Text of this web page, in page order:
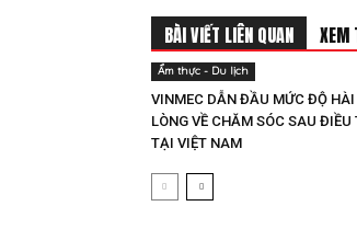
BÀI VIẾT LIÊN QUAN XEM
Ẩm thực - Du lịch
VINMEC DẪN ĐẦU MỨC ĐỘ HÀI
LÒNG VỀ CHĂM SÓC SAU ĐIỀU
TẠI VIỆT NAM